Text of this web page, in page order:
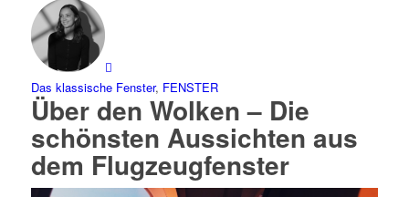
Das klassische Fenster, FENSTER
Über den Wolken – Die
schönsten Aussichten aus
dem Flugzeugfenster